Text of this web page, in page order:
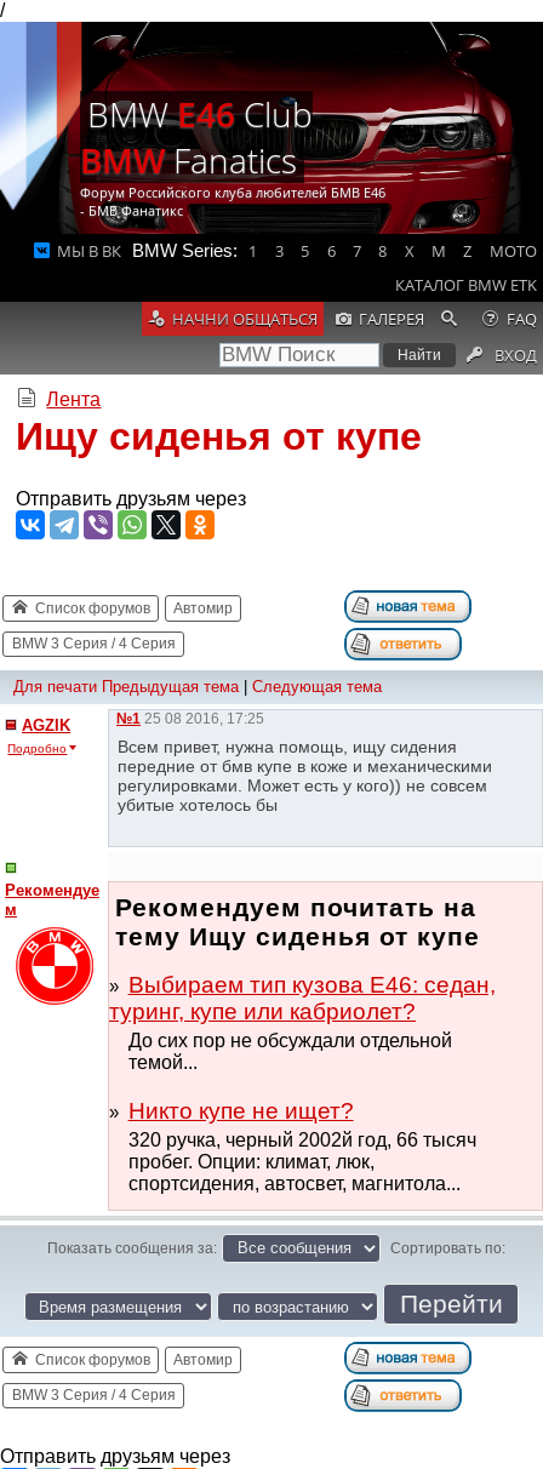
/
BMWE46Club
BMWFanatics
Форум Российского клуба любителей БМВ Е46
- БМВ Фанатикс
МЫ В ВК BMW Series: 1 3 5 6 7 8 X M Z
MOTO
КАТАЛОГ BMW ETK
НАЧНИ ОБЩАТЬСЯ
ГАЛЕРЕЯ
FAQ
ВХОД
Лента
Ищу сиденья от купе
Отправить друзьям через
Список форумов Автомир
BMW 3 Серия / 4 Серия
Для печати Предыдущая тема| Следующая тема
AGZIK
Подробно
№1 25 08 2016, 17:25
Всем привет, нужна помощь, ищу сидения
передние от бмв купе в коже и механическими
регулировками. Может есть у кого)) не совсем
убитые хотелось бы
Рекомендуе
м
Рекомендуем почитать на
тему Ищу сиденья от купе
Выбираем тип кузова Е46: седан,
туринг, купе или кабриолет?
До сих пор не обсуждали отдельной
темой...
Никто купе не ищет?
320 ручка, черный 2002й год, 66 тысяч
пробег. Опции: климат, люк,
спортсидения, автосвет, магнитола...
Показать сообщения за: Сортировать по:
Список форумов Автомир
BMW 3 Серия / 4 Серия
Отправить друзьям через